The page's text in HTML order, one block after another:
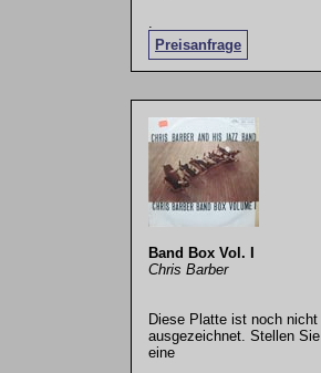
Preisanfrage
.
Band Box Vol. I
Chris Barber
Diese Platte ist noch nicht
ausgezeichnet. Stellen Sie
eine